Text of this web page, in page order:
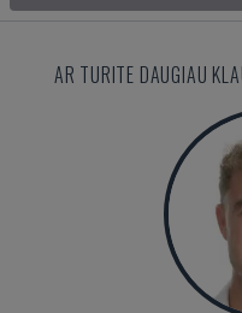
AR TURITE DAUGIAU